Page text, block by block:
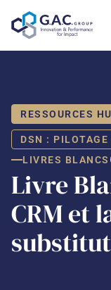
au
RESSOURCES
DSN : PILOTAGE
LIVRES BLANCS
Livre
CRM et